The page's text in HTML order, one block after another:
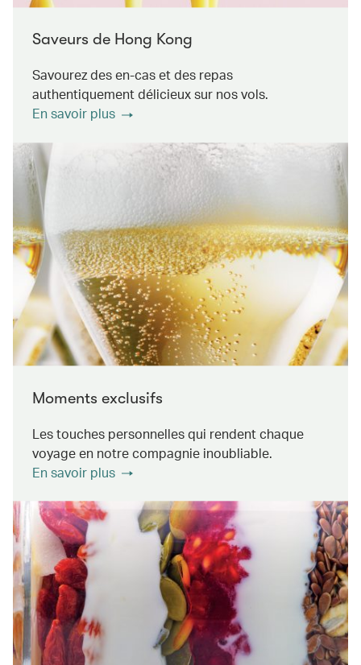
Saveurs de Hong Kong
Savourez des en-cas et des repas
authentiquement délicieux sur nos vols.
En savoir plus
Moments exclusifs
Les touches personnelles qui rendent chaque
voyage en notre compagnie inoubliable.
En savoir plus